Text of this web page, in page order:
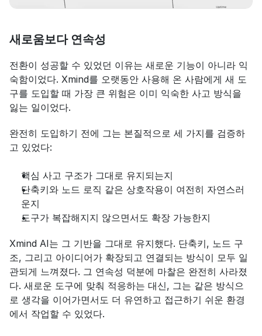
새로움보다 연속성
전환이 성공할 수 있었던 이유는 새로운 기능이 아니라 익
숙함이었다. Xmind를 오랫동안 사용해 온 사람에게 새 도
구를 도입할 때 가장 큰 위험은 이미 익숙한 사고 방식을
잃는 일이었다.
완전히 도입하기 전에 그는 본질적으로 세 가지를 검증하
고 있었다:
핵심 사고 구조가 그대로 유지되는지
단축키와 노드 로직 같은 상호작용이 여전히 자연스러
운지
도구가 복잡해지지 않으면서도 확장 가능한지
Xmind AI는 그 기반을 그대로 유지했다. 단축키, 노드 구
조, 그리고 아이디어가 확장되고 연결되는 방식이 모두 일
관되게 느껴졌다. 그 연속성 덕분에 마찰은 완전히 사라졌
다. 새로운 도구에 맞춰 적응하는 대신, 그는 같은 방식으
로 생각을 이어가면서도 더 유연하고 접근하기 쉬운 환경
에서 작업할 수 있었다.